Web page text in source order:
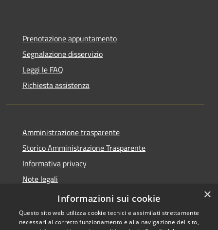
Prenotazione appuntamento
Segnalazione disservizio
Leggi le FAQ
Richiesta assistenza
Amministrazione trasparente
Storico Amministrazione Trasparente
Informativa privacy
Note legali
Dichiarazione di accessibilità
×
Informazioni sui cookie
Questo sito web utilizza cookie tecnici e assimilati strettamente
necessari al corretto funzionamento e alla navigazione del sito,